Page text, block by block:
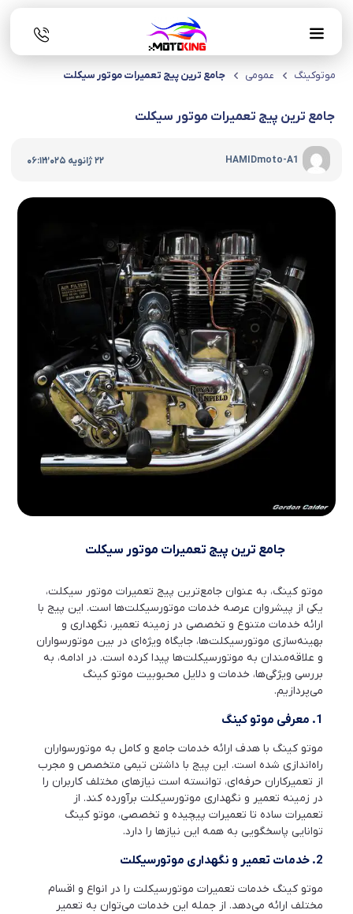
موتوکینگ عمومی جامع ترین پیج تعمیرات موتور سیکلت
جامع ترین پیج تعمیرات موتور سیکلت
HAMIDmoto-A1 22 ژانویه 2025 |
06:12
جامع ترین پیج تعمیرات موتور سیکلت
موتو کینگ، به عنوان جامع‌ترین پیج تعمیرات موتور سیکلت،
یکی از پیشروان عرصه خدمات موتورسیکلت‌ها است. این پیج با
ارائه خدمات متنوع و تخصصی در زمینه تعمیر، نگهداری و
بهینه‌سازی موتورسیکلت‌ها، جایگاه ویژه‌ای در بین موتورسواران
و علاقه‌مندان به موتورسیکلت‌ها پیدا کرده است. در ادامه، به
بررسی ویژگی‌ها، خدمات و دلایل محبوبیت موتو کینگ
می‌پردازیم.
1. معرفی موتو کینگ
موتو کینگ با هدف ارائه خدمات جامع و کامل به موتورسواران
راه‌اندازی شده است. این پیج با داشتن تیمی متخصص و مجرب
از تعمیرکاران حرفه‌ای، توانسته است نیازهای مختلف کاربران را
در زمینه تعمیر و نگهداری موتورسیکلت برآورده کند. از
تعمیرات ساده تا تعمیرات پیچیده و تخصصی، موتو کینگ
توانایی پاسخگویی به همه این نیازها را دارد.
2. خدمات تعمیر و نگهداری موتورسیکلت
موتو کینگ خدمات تعمیرات موتورسیکلت را در انواع و اقسام
مختلف ارائه می‌دهد. از جمله این خدمات می‌توان به تعمیر